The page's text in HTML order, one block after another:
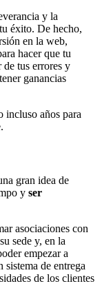
y la
éxito. De hecho,
en la web,
hacer que tu
de tus errores y
ganancias
incluso años para
gran idea de
y ser
asociaciones con
sede y, en la
empezar a
sistema de entrega
de los clientes